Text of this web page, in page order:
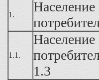
1.
1.1.
1.3